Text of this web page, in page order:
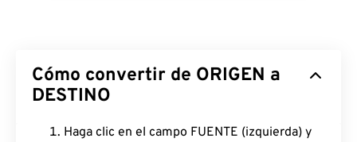
Cómo convertir de ORIGEN a
DESTINO
Haga clic en el campo FUENTE (izquierda) y